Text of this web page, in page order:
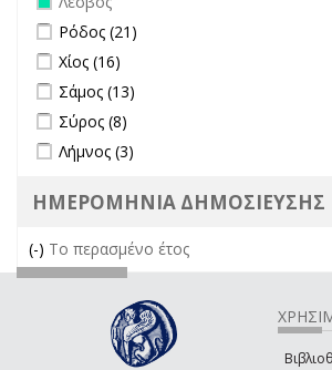
Apply Ρόδος filter
Ρόδος (21)
Apply Χίος filter
Χίος (16)
Apply Σάμος filter
Σάμος (13)
Apply Σύρος filter
Σύρος (8)
Apply Λήμνος filter
Λήμνος (3)
ΗΜΕΡΟΜΗΝΙΑ ΔΗΜΟΣΙΕΥΣΗΣ
(-) Remove Το περασμένο έτος filter
Το περασμένο έτος